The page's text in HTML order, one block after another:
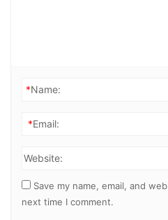
*Name:
*Email:
Website:
Save my name, email, and
next time I comment.